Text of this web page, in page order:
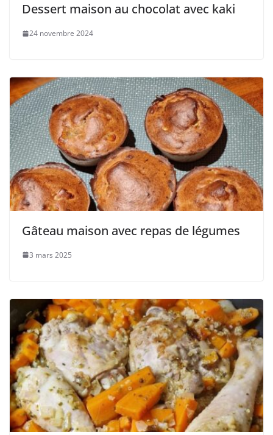
Dessert maison au chocolat avec kaki
24 novembre 2024
Gâteau maison avec repas de légumes
3 mars 2025